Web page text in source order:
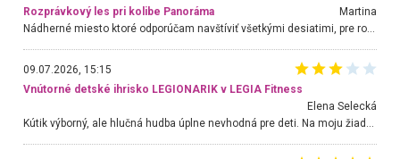
Rozprávkový les pri kolibe Panoráma
Martina
Nádherné miesto ktoré odporúčam navštíviť všetkými desiatimi, pre rodiny s deťmi, dôchodcom... Proste a jednoducho ozaj rozprávkový les.. určite ešte prídeme. Odniesli sme si na pamiatku krásne tričká,
09.07.2026, 15:15
Vnútorné detské ihrisko LEGIONARIK v LEGIA Fitness
Elena Selecká
Kútik výborný, ale hlučná hudba úplne nevhodná pre deti. Na moju žiadosť o aspoň sušenie nereagovali.